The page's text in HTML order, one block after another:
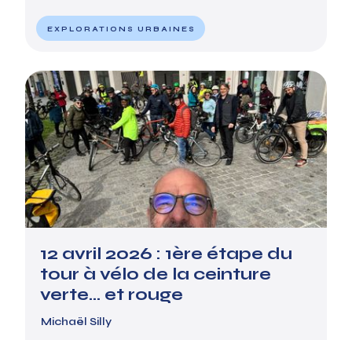
EXPLORATIONS URBAINES
12 avril 2026 : 1ère étape du
tour à vélo de la ceinture
verte... et rouge
Michaël Silly